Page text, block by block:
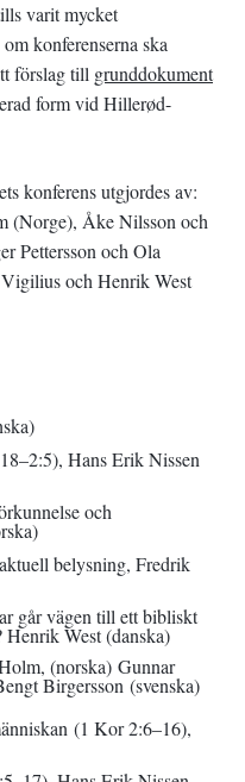
varit mycket
konferenserna ska
förslag till grunddokument
form vid Hillerød-
konferens utgjordes av:
(Norge), Åke Nilsson och
Pettersson och Ola
och Henrik West
:5), Hans Erik Nissen
och
belysning, Fredrik
går vägen till ett bibliskt
Henrik West (danska)
, (norska) Gunnar
Birgersson (svenska)
(1 Kor 2:6–16),